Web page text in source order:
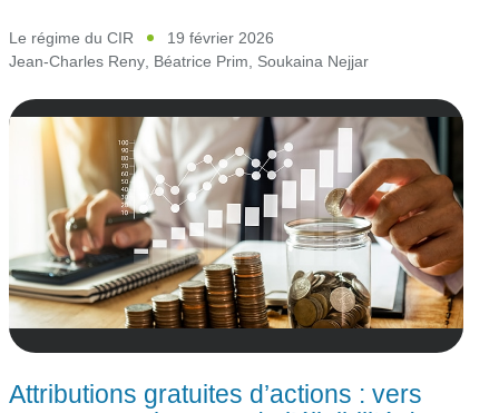
Le régime du CIR
19 février 2026
Jean-Charles Reny Béatrice Prim Soukaina Nejjar
Attributions gratuites d’actions : vers